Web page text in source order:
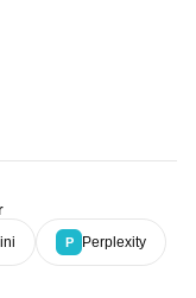
P Perplexity